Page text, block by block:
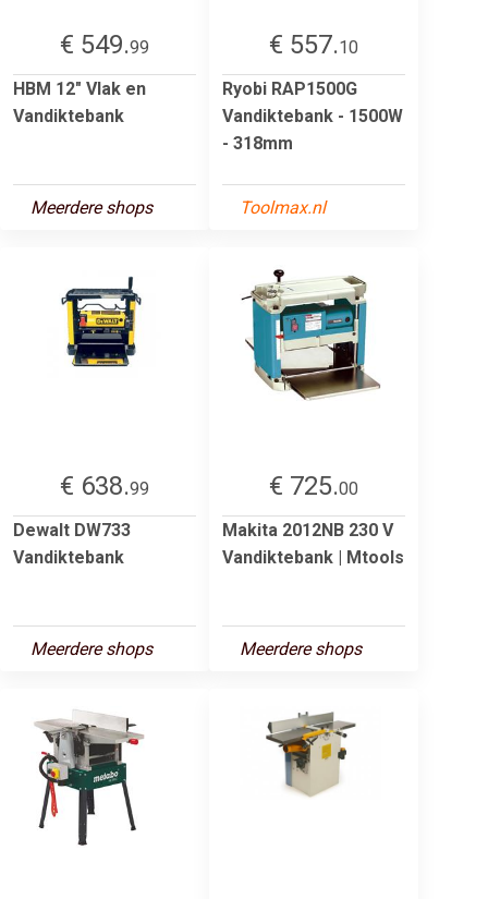
€ 549.99
HBM 12" Vlak en
Vandiktebank
Meerdere shops
€ 557.10
Ryobi RAP1500G
Vandiktebank - 1500W
- 318mm
Toolmax.nl
€ 638.99
Dewalt DW733
Vandiktebank
Meerdere shops
€ 725.00
Makita 2012NB 230 V
Vandiktebank | Mtools
Meerdere shops